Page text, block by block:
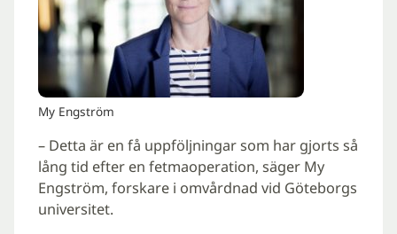
My Engström
– Detta är en få uppföljningar som har gjorts så
lång tid efter en fetmaoperation, säger My
Engström, forskare i omvårdnad vid Göteborgs
universitet.